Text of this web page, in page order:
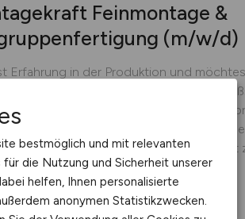
Feinmontage &
(m/w/d)
Erfahrung in der Produktion und
arbeiten, das Innovation
genau richtig! SCANLAB entwickelt,
seit 35 Jahren Scan-Lösungen zum
und macht dadurch den Laser erst
GmbH
bestmöglich und mit relevanten
die Nutzung und Sicherheit unserer
helfen, Ihnen personalisierte
anonymen Statistikzwecken.